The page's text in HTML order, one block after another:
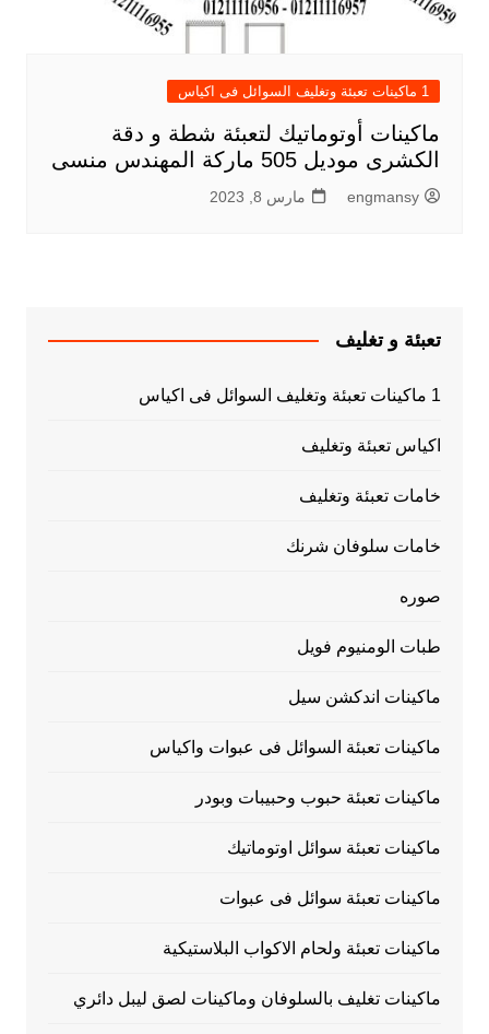
1 ماكينات تعبئة وتغليف السوائل فى اكياس
ماكينات أوتوماتيك لتعبئة شطة و دقة
الكشرى موديل 505 ماركة المهندس منسى
engmansy مارس 8, 2023
تعبئة و تغليف
1 ماكينات تعبئة وتغليف السوائل فى اكياس
اكياس تعبئة وتغليف
خامات تعبئة وتغليف
خامات سلوفان شرنك
صوره
طبات الومنيوم فويل
ماكينات اندكشن سيل
ماكينات تعبئة السوائل فى عبوات واكياس
ماكينات تعبئة حبوب وحبيبات وبودر
ماكينات تعبئة سوائل اوتوماتيك
ماكينات تعبئة سوائل فى عبوات
ماكينات تعبئة ولحام الاكواب البلاستيكية
ماكينات تغليف بالسلوفان وماكينات لصق ليبل دائري